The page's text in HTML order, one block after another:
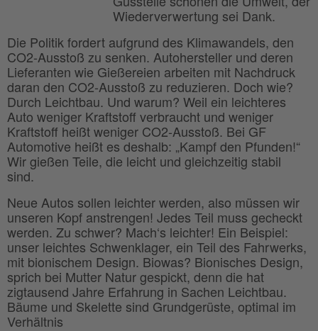
Wiederverwertung sei Dank.
Die Politik fordert aufgrund des Klimawandels, den
CO2-Ausstoß zu senken. Autohersteller und deren
Lieferanten wie Gießereien arbeiten mit Nachdruck
daran den CO2-Ausstoß zu reduzieren. Doch wie?
Durch Leichtbau. Und warum? Weil ein leichteres
Auto weniger Kraftstoff verbraucht und weniger
Kraftstoff heißt weniger CO2-Ausstoß. Bei GF
Automotive heißt es deshalb: „Kampf den Pfunden!“
Wir gießen Teile, die leicht und gleichzeitig stabil
sind.
Neue Autos sollen leichter werden, also müssen wir
unseren Kopf anstrengen! Jedes Teil muss gecheckt
werden. Zu schwer? Mach‘s leichter! Ein Beispiel:
unser leichtes Schwenklager, ein Teil des Fahrwerks,
mit bionischem Design. Biowas? Bionisches Design,
sprich bei Mutter Natur gespickt, denn die hat
zigtausend Jahre Erfahrung in Sachen Leichtbau.
Bäume und Skelette sind Grundgerüste, optimal im
Verhältnis